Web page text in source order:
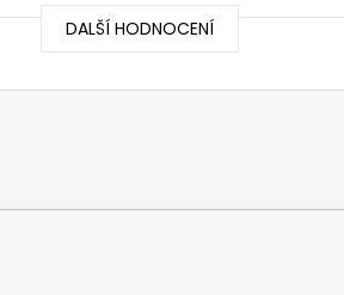
DALŠÍ HODNOCENÍ